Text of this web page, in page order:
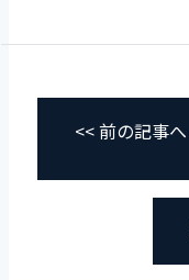
<< 前の記事へ